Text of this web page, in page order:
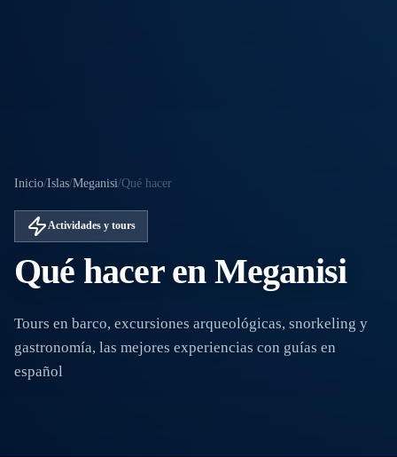
Inicio/Islas/Meganisi/Qué hacer
Actividades y tours
Qué hacer en Meganisi
Tours en barco, excursiones arqueológicas, snorkeling y
gastronomía, las mejores experiencias con guías en
español